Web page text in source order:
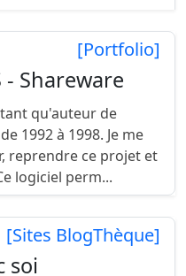
[Portfolio]
- Shareware
qu'auteur de
1992 à 1998. Je me
reprendre ce projet et
logiciel perm...
[Sites BlogThèque]
soi